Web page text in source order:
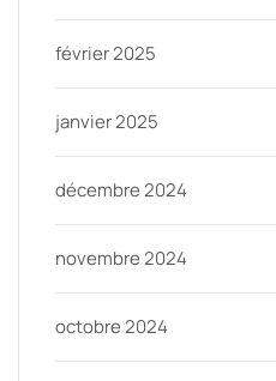
février 2025
janvier 2025
décembre 2024
novembre 2024
octobre 2024